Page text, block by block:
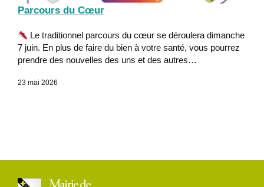
Parcours du Cœur
Le traditionnel parcours du cœur se déroulera dimanche
7 juin. En plus de faire du bien à votre santé, vous pourrez
prendre des nouvelles des uns et des autres…
23 mai 2026